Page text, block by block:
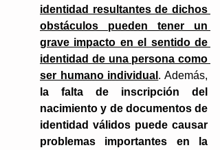
identidad resultantes de dichos
obstáculos pueden tener un
grave impacto en el sentido de
identidad de una persona como
ser humano individual
la falta de inscripción del
nacimiento y de documentos de
identidad válidos puede causar
problemas importantes en la